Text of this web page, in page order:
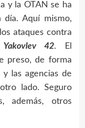
y la OTAN se ha
Aquí mismo,
ataques contra
Yakovlev 42. El
preso, de forma
y las agencias de
lado. Seguro
además, otros